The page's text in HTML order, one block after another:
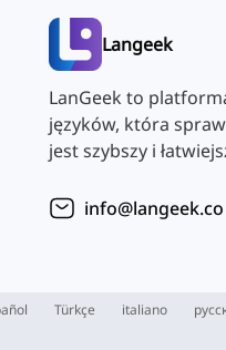
Langeek
LanGeek to
języków, która
jest szybszy i
info@langeek.co
Türkçe italiano